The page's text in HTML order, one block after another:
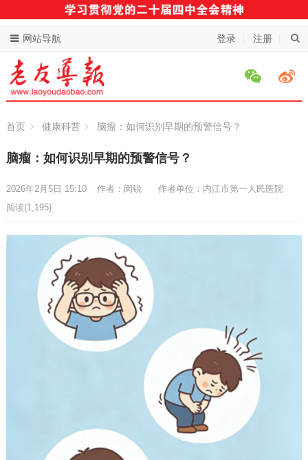
登录 注册
网站导航
首页 健康科普 脑瘤：如何识别早期的预警信号？
脑瘤：如何识别早期的预警信号？
作者：闵锐 作者单位：内江市第一人民医院
2026年2月5日 15:10
阅读(1,195)